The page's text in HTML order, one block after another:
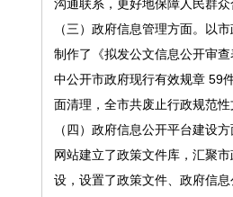
沟通联系，更好地保障人民群
（三）政府信息管理方面。以
制作了《拟发公文信息公开审
中公开市政府现行有效规章 59
面清理，全市共废止行政规范性
（四）政府信息公开平台建设
网站建立了政策文件库，汇聚
设，设置了政策文件、政府信